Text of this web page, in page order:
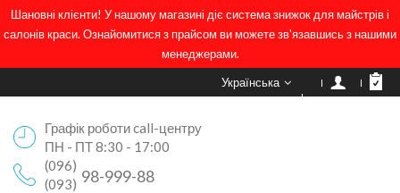
Шановні клієнти! У нашому магазині діє система знижок для майстрів і
салонів краси. Ознайомитися з прайсом ви можете зв'язавшись з нашими
менеджерами.
Українська
Графік роботи call-центру
ПН - ПТ 8:30 - 17:00
(096)
98-999-88
(093)